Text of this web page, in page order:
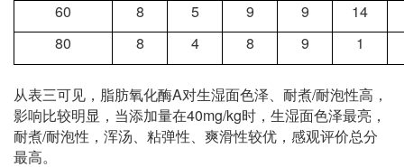
60
8 5 9 9
14
80
8 4 8 9 1
从表三可见，脂肪氧化酶A对生湿面色泽、耐煮/耐泡性高，
影响比较明显，当添加量在40mg/kg时，生湿面色泽最亮，
耐煮/耐泡性，浑汤、粘弹性、爽滑性较优，感观评价总分
最高。